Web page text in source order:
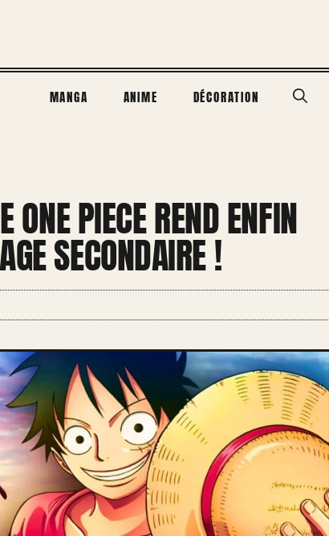
MANGA ANIME DÉCORATION
ONE PIECE REND ENFIN
SECONDAIRE !